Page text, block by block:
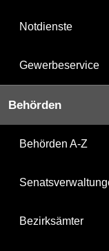
Notdienste
Gewerbeservice
Behörden
Behörden A-Z
Bezirksämter